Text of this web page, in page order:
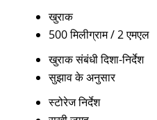
खुराक
500 मिलीग्राम / 2 एमएल
खुराक संबंधी दिशा-निर्देश
सुझाव के अनुसार
स्टोरेज निर्देश